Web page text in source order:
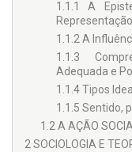
que, prontamente,
desta Biblioteca,
teórica, porém,
jurídica”!
1.1.1 A
1.1.2 A
1.1.3
Adequada e
1.1.4 Tipos
1.1.5 Sentido,
1.2 A AÇÃO
2 SOCIOLOGIA E